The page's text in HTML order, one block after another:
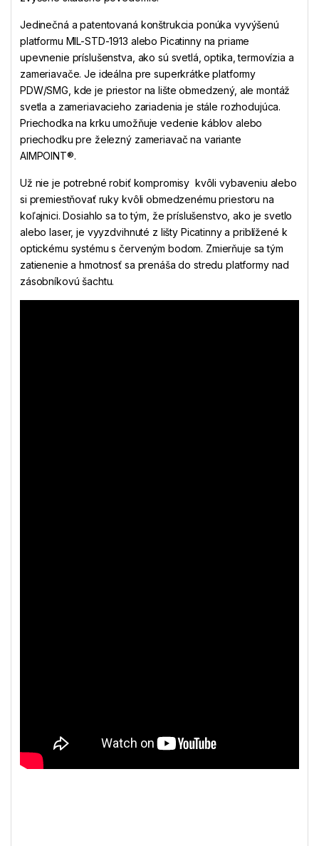
Jedinečná a patentovaná konštrukcia ponúka vyvýšenú
platformu MIL-STD-1913 alebo Picatinny na priame
upevnenie príslušenstva, ako sú svetlá, optika, termovízia a
zameriavače. Je ideálna pre superkrátke platformy
PDW/SMG, kde je priestor na lište obmedzený, ale montáž
svetla a zameriavacieho zariadenia je stále rozhodujúca.
Priechodka na krku umožňuje vedenie káblov alebo
priechodku pre železný zameriavač na variante
AIMPOINT®.
Už nie je potrebné robiť kompromisy kvôli vybaveniu alebo
si premiestňovať ruky kvôli obmedzenému priestoru na
koľajnici. Dosiahlo sa to tým, že príslušenstvo, ako je svetlo
alebo laser, je vyyzdvihnuté z lišty Picatinny a priblížené k
optickému systému s červeným bodom. Zmierňuje sa tým
zatienenie a hmotnosť sa prenáša do stredu platformy nad
zásobníkovú šachtu.